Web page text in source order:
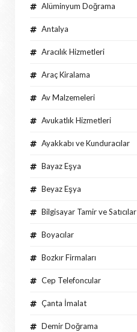
Alüminyum Doğrama
Antalya
Aracılık Hizmetleri
Araç Kiralama
Av Malzemeleri
Avukatlık Hizmetleri
Ayakkabı ve Kunduracılar
Bayaz Eşya
Beyaz Eşya
Bilgisayar Tamir ve Satıcılar
Boyacılar
Bozkır Firmaları
Cep Telefoncular
Çanta İmalat
Demir Doğrama